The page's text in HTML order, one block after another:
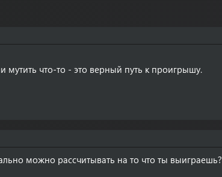
мутить что-то - это верный путь к проигрышу.
можно рассчитывать на то что ты выиграешь?